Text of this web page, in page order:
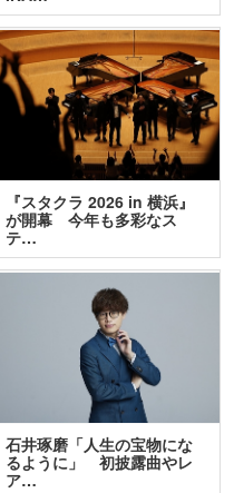
『スタクラ 2026 in 横浜』
が開幕 今年も多彩なス
テ…
石井琢磨「人生の宝物にな
るように」 初披露曲やレ
ア…